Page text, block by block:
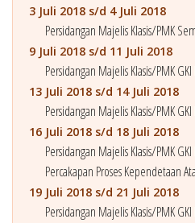
3 Juli 2018 s/d 4 Juli 2018
Persidangan Majelis Klasis/PMK
9 Juli 2018 s/d 11 Juli 2018
Persidangan Majelis Klasis/PMK
13 Juli 2018 s/d 14 Juli 2018
Persidangan Majelis Klasis/PMK GKI
16 Juli 2018 s/d 18 Juli 2018
Persidangan Majelis Klasis/PMK
Percakapan Proses Kependetaan
19 Juli 2018 s/d 21 Juli 2018
Persidangan Majelis Klasis/PMK GKI